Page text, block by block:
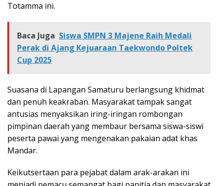
Totamma ini.
Baca Juga Siswa SMPN 3 Majene Raih Medali
Perak di Ajang Kejuaraan Taekwondo Poltek
Cup 2025
Suasana di Lapangan Samaturu berlangsung khidmat
dan penuh keakraban. Masyarakat tampak sangat
antusias menyaksikan iring-iringan rombongan
pimpinan daerah yang membaur bersama siswa-siswi
peserta pawai yang mengenakan pakaian adat khas
Mandar.
Keikutsertaan para pejabat dalam arak-arakan ini